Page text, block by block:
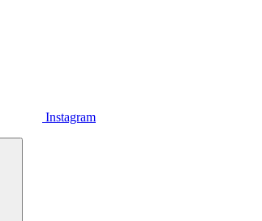
Instagram